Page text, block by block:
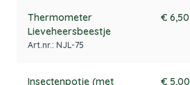
Thermometer
Lieveheersbeestje
Art.nr.: NJL-75
€ 6,50
Insectenpotje (met
€ 5,00